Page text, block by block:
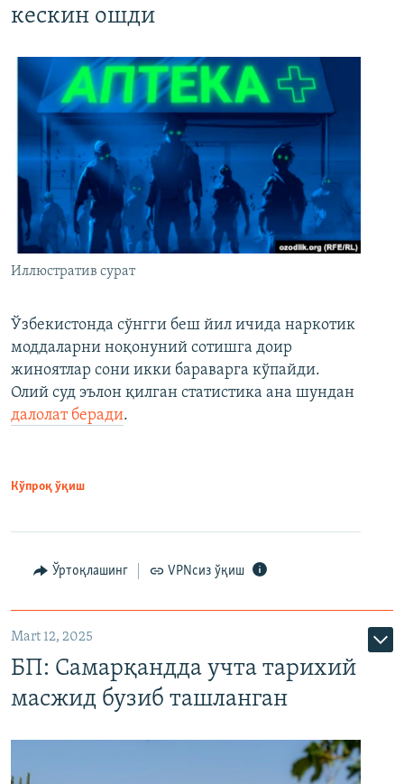
кескин ошди
Иллюстратив сурат
Ўзбекистонда сўнгги беш йил ичида наркотик
моддаларни ноқонуний сотишга доир
жиноятлар сони икки бараварга кўпайди.
Олий суд эълон қилган статистика ана шундан
далолат беради.
Кўпроқ ўқиш
Ўртоқлашинг VPNсиз ўқиш
Mart 12, 2025
БП: Самарқандда учта тарихий
масжид бузиб ташланган